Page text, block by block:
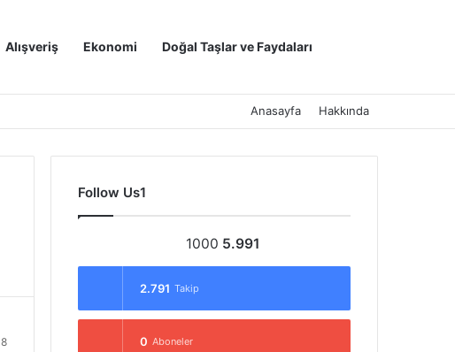
Alışveriş Ekonomi Doğal Taşlar ve Faydaları
Anasayfa Hakkında
8
Follow Us1
1000 5.991
2.791 Takip
0 Aboneler